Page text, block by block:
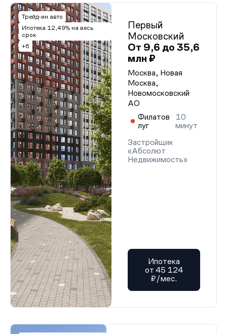
Трейд-ин авто
Ипотека 12,49% на весь
срок
+6
Первый
Московский
От 9,6 до 35,6
млн ₽
Москва, Новая
Москва,
Новомосковский
АО
Филатов
луг
10
минут
Застройщик
«Абсолют
Недвижимость»
Ипотека
от 45 124
₽/мес.